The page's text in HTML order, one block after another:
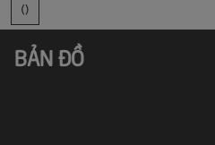
()
BẢN ĐỒ